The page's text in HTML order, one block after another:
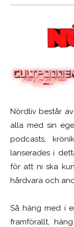
Nördliv består
alla med sin
podcasts,
lanserades i
för att ni ska
hårdvara och
Så häng med i
framförallt,